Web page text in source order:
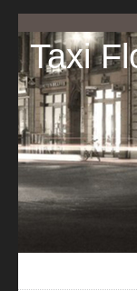
Taxi